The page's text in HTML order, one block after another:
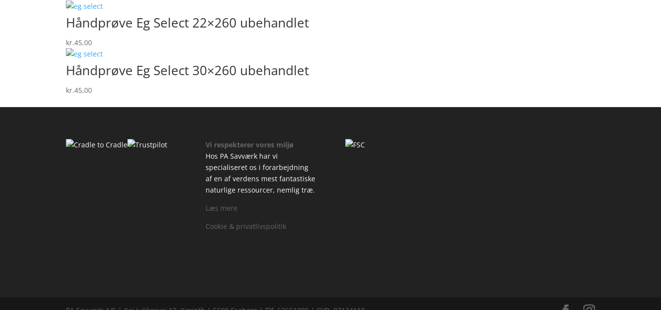
Håndprøve Eg Select 22×260 ubehandlet
kr.45,00
Håndprøve Eg Select 30×260 ubehandlet
kr.45,00
Vi respekterer vores miljø
Hos PA Savværk har vi
specialiseret os i forarbejdning
af en af verdens mest fantastiske
naturlige ressourcer, nemlig træ.
Læs mere
Cookie & privatlivspolitik